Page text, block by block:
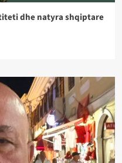
dhe natyra shqiptare